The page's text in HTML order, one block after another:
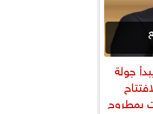
جولة
بمطروح